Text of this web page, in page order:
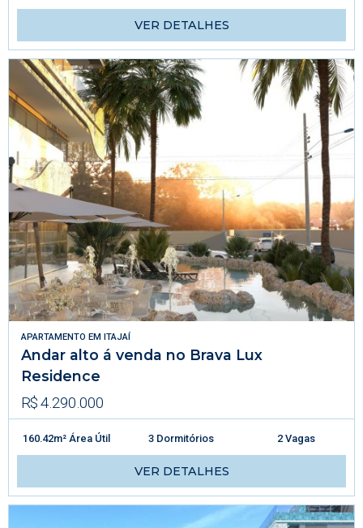
VER DETALHES
APARTAMENTO EM ITAJAÍ
Andar alto á venda no Brava Lux
Residence
R$ 4.290.000
160.42m² Área Útil 3 Dormitórios 2 Vagas
VER DETALHES